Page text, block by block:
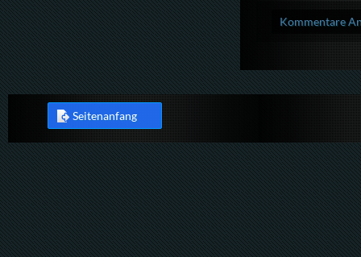
Kommentare
Seitenanfang